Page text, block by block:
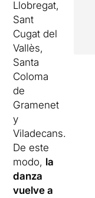
Llobregat,
Sant
Cugat del
Vallès,
Santa
Coloma
de
Gramenet
y
Viladecans.
De este
modo, la
danza
vuelve a